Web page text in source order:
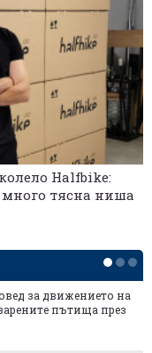
Halfbike:
много тясна ниша
за движението на
пътища през